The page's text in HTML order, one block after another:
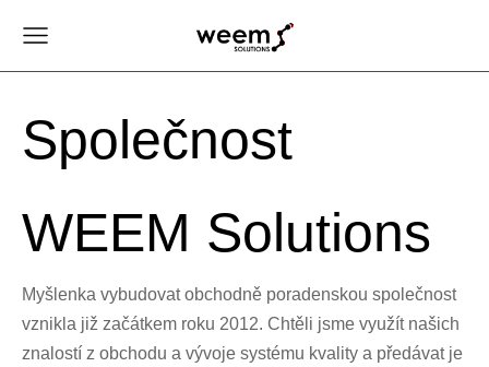
Společnost
WEEM Solutions
Myšlenka vybudovat obchodně poradenskou společnost
vznikla již začátkem roku 2012. Chtěli jsme využít našich
znalostí z obchodu a vývoje systému kvality a předávat je